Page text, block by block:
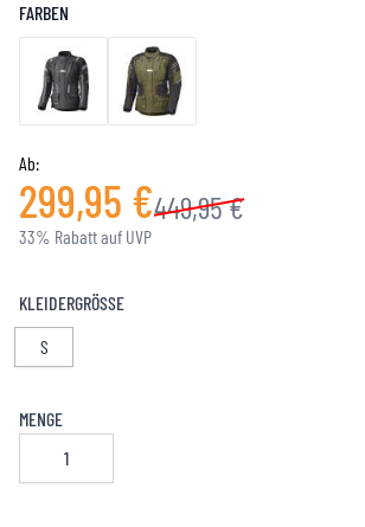
FARBEN
Ab:
299,95 €449,95 €
33% Rabatt auf UVP
KLEIDERGRÖSSE
S
MENGE